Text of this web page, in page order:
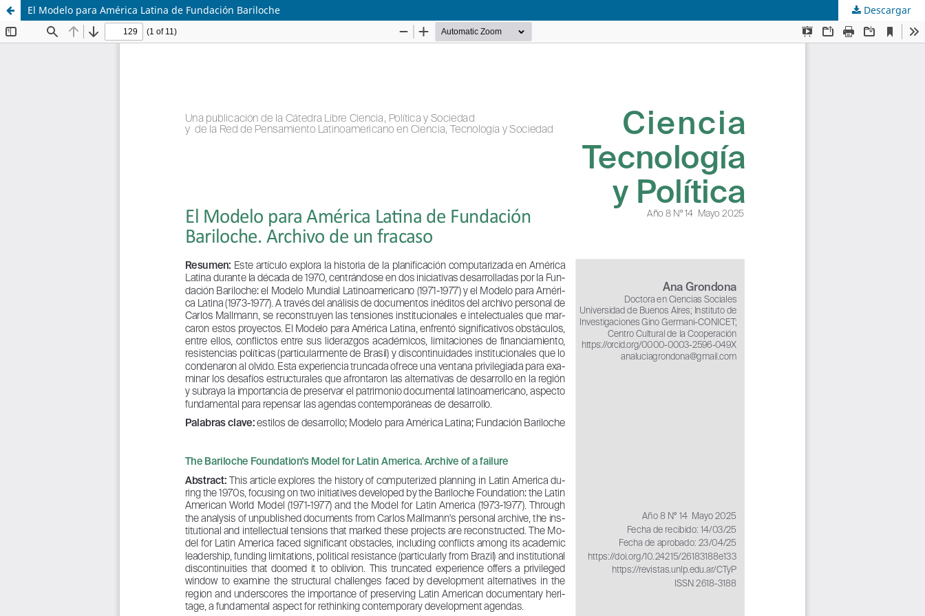
El Modelo para América Latina de Fundación Bariloche Descargar